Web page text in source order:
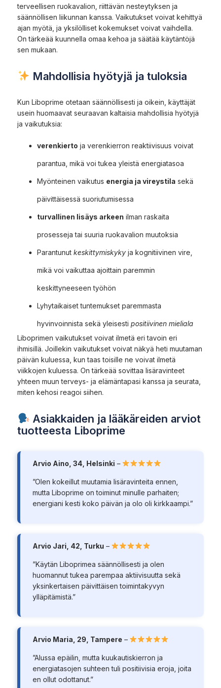
terveellisen ruokavalion, riittävän nesteytyksen ja
säännöllisen liikunnan kanssa. Vaikutukset voivat kehittyä
ajan myötä, ja yksilölliset kokemukset voivat vaihdella.
On tärkeää kuunnella omaa kehoa ja säätää käytäntöjä
sen mukaan.
Mahdollisia hyötyjä ja tuloksia
Kun Liboprime otetaan säännöllisesti ja oikein, käyttäjät
usein huomaavat seuraavan kaltaisia mahdollisia hyötyjä
ja vaikutuksia:
verenkierto ja verenkierron reaktiivisuus voivat
parantua, mikä voi tukea yleistä energiatasoa
Myönteinen vaikutus energia ja vireystila sekä
päivittäisessä suoriutumisessa
turvallinen lisäys arkeen ilman raskaita
prosesseja tai suuria ruokavalion muutoksia
Parantunut keskittymiskyky ja kognitiivinen vire,
mikä voi vaikuttaa ajoittain paremmin
keskittyneeseen työhön
Lyhytaikaiset tuntemukset paremmasta
hyvinvoinnista sekä yleisesti positiivinen mieliala
Liboprimen vaikutukset voivat ilmetä eri tavoin eri
ihmisillä. Joillekin vaikutukset voivat näkyä heti muutaman
päivän kuluessa, kun taas toisille ne voivat ilmetä
viikkojen kuluessa. On tärkeää sovittaa lisäravinteet
yhteen muun terveys- ja elämäntapasi kanssa ja seurata,
miten kehosi reagoi siihen.
Asiakkaiden ja lääkäreiden arviot
tuotteesta Liboprime
Arvio Aino, 34, Helsinki –
”Olen kokeillut muutamia lisäravinteita ennen,
mutta Liboprime on toiminut minulle parhaiten;
energiani kesti koko päivän ja olo oli kirkkaampi.”
Arvio Jari, 42, Turku –
”Käytän Liboprimea säännöllisesti ja olen
huomannut tukea parempaa aktiivisuutta sekä
yksinkertaisen päivittäisen toimintakyvyn
ylläpitämistä.”
Arvio Maria, 29, Tampere –
”Alussa epäilin, mutta kuukautiskierron ja
energiatasojen suhteen tuli positiivisia eroja, joita
en ollut odottanut.”